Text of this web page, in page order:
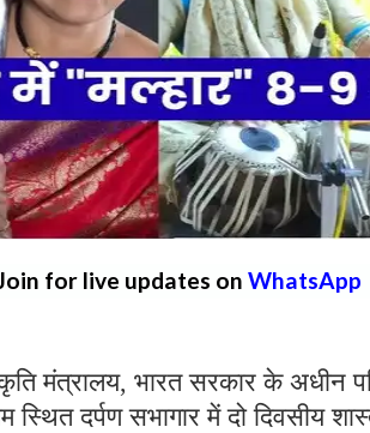
for live updates on WhatsApp
मंत्रालय, भारत सरकार के अधीन
स्थित दर्पण सभागार में दो दिवसीय